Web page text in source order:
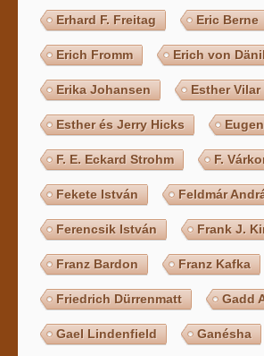
Erhard F. Freitag Eric Berne
Erich Fromm Erich von
Erika Johansen Esther Vilar
Esther és Jerry Hicks
F. E. Eckard Strohm F.
Fekete István Feldmár
Ferencsik István Frank J.
Franz Bardon Franz Kafka
Friedrich Dürrenmatt Gadd
Gael Lindenfield Ganésha